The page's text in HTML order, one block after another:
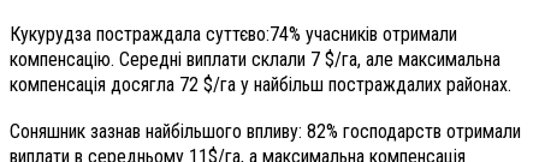
Кукурудза постраждала суттєво:74% учасників отримали
компенсацію. Середні виплати склали 7 $/га, але максимальна
компенсація досягла 72 $/га у найбільш постраждалих районах.
Соняшник зазнав найбільшого впливу: 82% господарств отримали
виплати в середньому 11$/га, а максимальна компенсація